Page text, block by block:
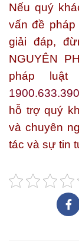
Nếu quý
vấn đề
giải đáp,
NGUYÊN
pháp luật
1900.633.390
hỗ trợ quý
và chuyên
tác và sự tin